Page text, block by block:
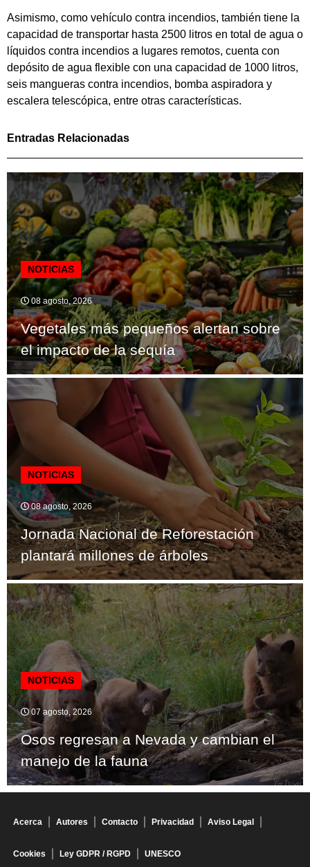
Asimismo, como vehículo contra incendios, también tiene la
capacidad de transportar hasta 2500 litros en total de agua o
líquidos contra incendios a lugares remotos, cuenta con
depósito de agua flexible con una capacidad de 1000 litros,
seis mangueras contra incendios, bomba aspiradora y
escalera telescópica, entre otras características.
Entradas Relacionadas
NOTICIAS
08 agosto, 2026
Vegetales más pequeños alertan sobre
el impacto de la sequía
NOTICIAS
08 agosto, 2026
Jornada Nacional de Reforestación
plantará millones de árboles
NOTICIAS
07 agosto, 2026
Osos regresan a Nevada y cambian el
manejo de la fauna
Acerca Autores Contacto Privacidad Aviso Legal
Cookies Ley GDPR / RGPD UNESCO